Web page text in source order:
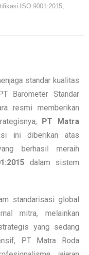
ISO 9001:2015,
standar kualitas
Barometer Standar
resmi memberikan
PT Matra
ini diberikan atas
berhasil meraih
dalam sistem
standarisasi global
mitra, melainkan
yang sedang
PT Matra Roda